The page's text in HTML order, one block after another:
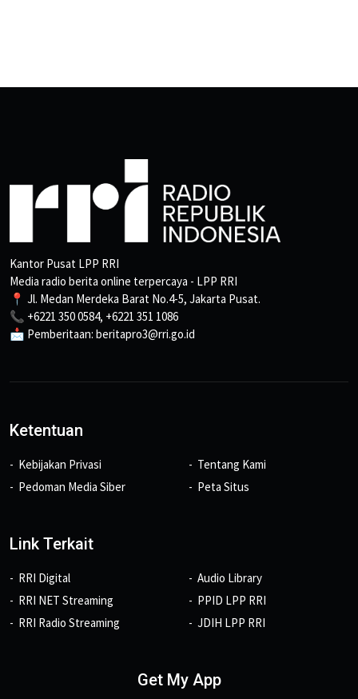
Kantor Pusat LPP RRI
Media radio berita online terpercaya - LPP RRI
📍 Jl. Medan Merdeka Barat No.4-5, Jakarta Pusat.
📞 +6221 350 0584, +6221 351 1086
📩 Pemberitaan: beritapro3@rri.go.id
Ketentuan
Kebijakan Privasi
Pedoman Media Siber
Tentang Kami
Peta Situs
Link Terkait
RRI Digital
RRI NET Streaming
RRI Radio Streaming
Audio Library
PPID LPP RRI
JDIH LPP RRI
Get My App